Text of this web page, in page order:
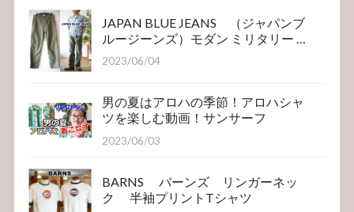
JAPAN BLUE JEANS （ジャパンブ
ルージーンズ）モダン ミリタリー ベ
イカーパンツ
2023/06/04
男の夏はアロハの季節！アロハシャ
ツを楽しむ動画！サンサーフ
2023/06/03
BARNS バーンズ リンガーネッ
ク 半袖プリントTシャツ